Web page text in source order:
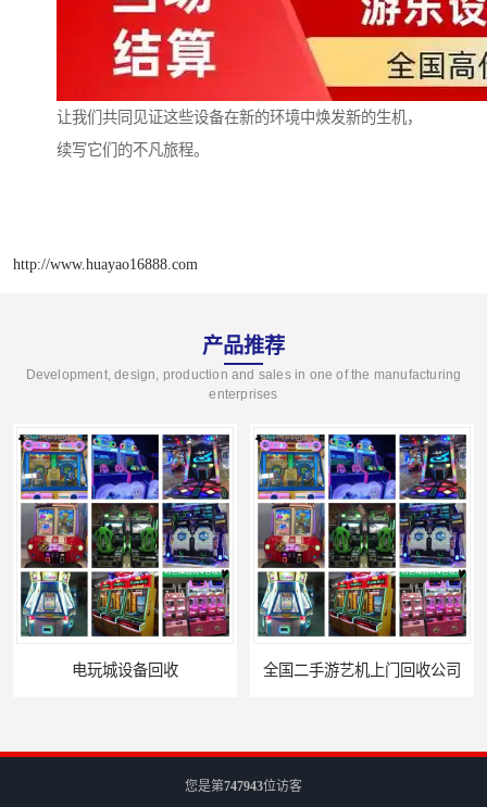
让我们共同见证这些设备在新的环境中焕发新的生机，
续写它们的不凡旅程。
http://www.huayao16888.com
产品推荐
Development, design, production and sales in one of the manufacturing
enterprises
电玩城设备回收 全国二手游艺机上门回收公司
您是第747943位访客